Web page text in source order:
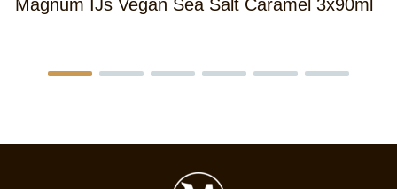
Magnum IJs Vegan Sea Salt Caramel 3x90ml